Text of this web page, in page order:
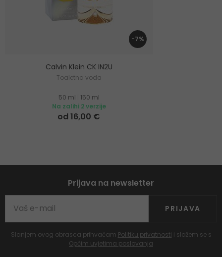
-7%
Calvin Klein CK IN2U
Toaletna voda
50 ml
150 ml
Na zalihi 2 verzije
od 16,00 €
Prijava na newsletter
PRIJAVA
Slanjem ovog obrasca prihvaćam Politiku privatnosti i slažem se s
Općim uvjetima poslovanja